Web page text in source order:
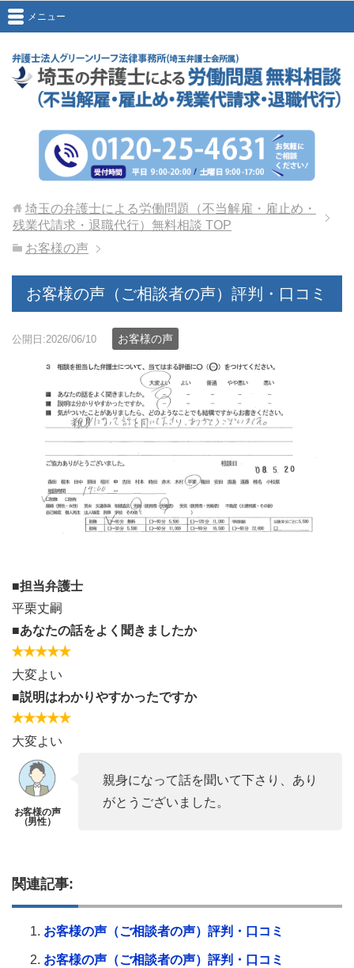
メニュー
埼玉の弁護士による労働問題（不当解雇・雇止め・
残業代請求・退職代行）無料相談 TOP
お客様の声
お客様の声（ご相談者の声）評判・口コミ
公開日:2026/06/10 お客様の声
■担当弁護士
平栗丈嗣
■あなたの話をよく聞きましたか
大変よい
■説明はわかりやすかったですか
大変よい
親身になって話を聞いて下さり、あり
がとうございました。
関連記事:
お客様の声（ご相談者の声）評判・口コミ
お客様の声（ご相談者の声）評判・口コミ